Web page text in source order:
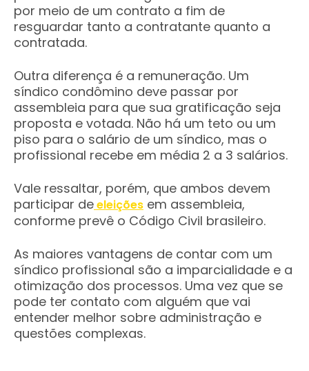
por meio de um contrato a fim de
resguardar tanto a contratante quanto a
contratada.
Outra diferença é a remuneração. Um
síndico condômino deve passar por
assembleia para que sua gratificação seja
proposta e votada. Não há um teto ou um
piso para o salário de um síndico, mas o
profissional recebe em média 2 a 3 salários.
Vale ressaltar, porém, que ambos devem
participar deeleições em assembleia,
conforme prevê o Código Civil brasileiro.
As maiores vantagens de contar com um
síndico profissional são a imparcialidade e a
otimização dos processos. Uma vez que se
pode ter contato com alguém que vai
entender melhor sobre administração e
questões complexas.